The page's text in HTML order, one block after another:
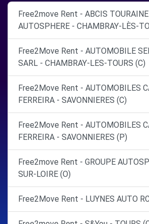
Free2move Rent - ABCIS
AUTOSPHERE - CHAMBRAY-LÈS-
Free2Move Rent - AUTOMOBILE
SARL - CHAMBRAY-LES-TOURS (C)
Free2Move Rent - AUTOMOBILES
FERREIRA - SAVONNIERES (C)
Free2Move Rent - AUTOMOBILES
FERREIRA - SAVONNIERES (P)
Free2move Rent - GROUPE
SUR-LOIRE (O)
Free2Move Rent - LUYNES AUTO